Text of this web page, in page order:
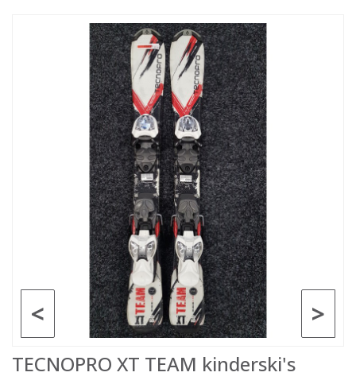
>
<
TECNOPRO XT TEAM kinderski's